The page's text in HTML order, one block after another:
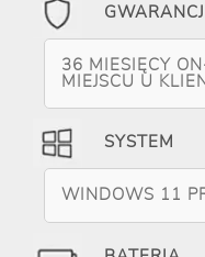
36 MIESIĘCY
MIEJSCU U
SYSTEM
WINDOWS 11